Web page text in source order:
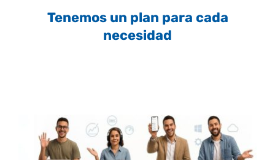
Tenemos un plan para cada
necesidad